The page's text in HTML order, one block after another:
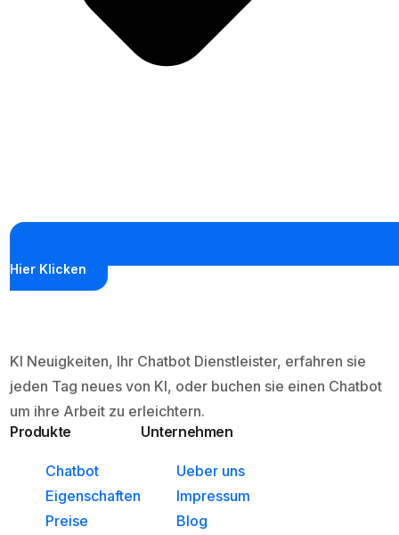
Hier Klicken
KI Neuigkeiten, Ihr Chatbot Dienstleister, erfahren sie
jeden Tag neues von KI, oder buchen sie einen Chatbot
um ihre Arbeit zu erleichtern.
Produkte
Chatbot
Eigenschaften
Preise
Unternehmen
Ueber uns
Impressum
Blog